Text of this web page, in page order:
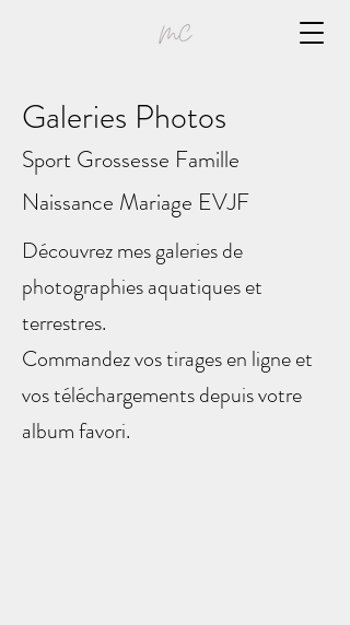
Galeries Photos
Sport Grossesse Famille
Naissance Mariage EVJF
Découvrez mes galeries de
photographies aquatiques et
terrestres.
Commandez vos tirages en ligne et
vos téléchargements depuis votre
album favori.